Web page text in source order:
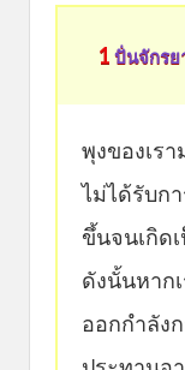
1 ปั่นจักรย
พุงของเร
ไม่ได้รับก
ขึ้นจนเกิด
ดังนั้นหาก
ออกกำลัง